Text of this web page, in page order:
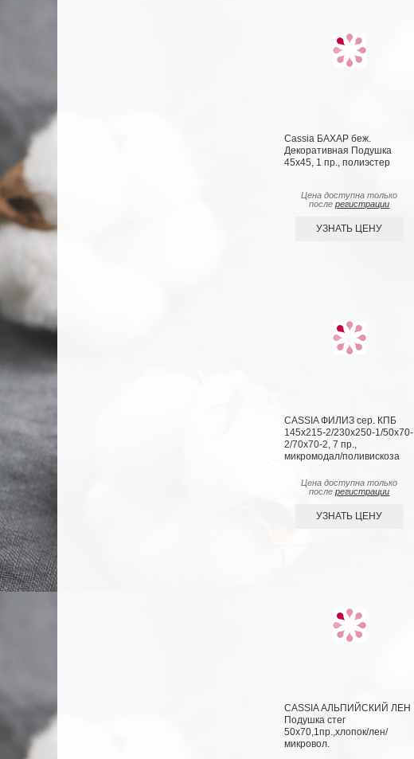
Cassia БАХАР беж.
Декоративная Подушка
45х45, 1 пр., полиэстер
Цена доступна только
послерегистрации
УЗНАТЬ ЦЕНУ
CASSIA ФИЛИЗ сер. КПБ
145х215-2/230х250-1/50х70-
2/70х70-2, 7 пр.,
микромодал/поливискоза
Цена доступна только
послерегистрации
УЗНАТЬ ЦЕНУ
CASSIA АЛЬПИЙСКИЙ ЛЕН
Подушка стег
50х70,1пр.,хлопок/лен/
микровол.